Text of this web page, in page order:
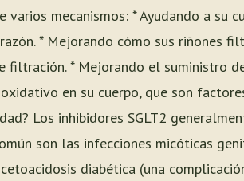
mecanismos: * Ayudando a su
* Mejorando cómo sus riñones
filtración. * Mejorando el suministro
en su cuerpo, que son
Los inhibidores SGLT2
son las infecciones micóticas
diabética (una